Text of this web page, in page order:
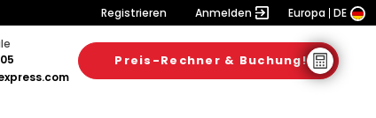
Registrieren Anmelden Europa DE
Preis-Rechner & Buchung!